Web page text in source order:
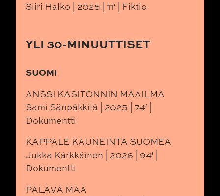
Siiri Halko | 2025 | 11′ | Fiktio
YLI 30-MINUUTTISET
SUOMI
ANSSI KASITONNIN MAAILMA
Sami Sänpäkkilä | 2025 | 74′ |
Dokumentti
KAPPALE KAUNEINTA SUOMEA
Jukka Kärkkäinen | 2026 | 94′ |
Dokumentti
PALAVA MAA